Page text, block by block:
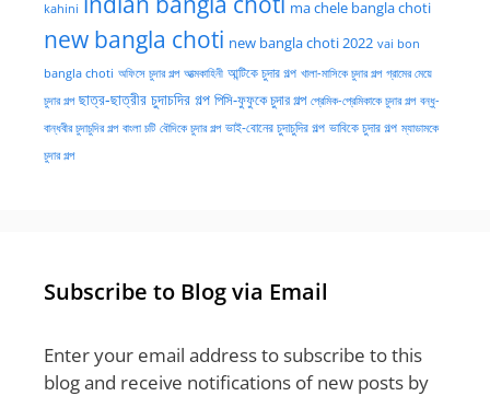
kahini ma chele bangla choti
new bangla choti new bangla choti 2022 vai bon
bangla choti অফিসে চুদার গল্প আত্মকাহিনী আন্টিকে চুদার গল্প খালা-মাসিকে চুদার গল্প গ্রামের মেয়ে
চুদার গল্প ছাত্র-ছাত্রীর চুদাচদির গল্প পিসি-ফুফুকে চুদার গল্প প্রেমিক-প্রেমিকাকে চুদার গল্প বন্ধু-
বান্ধবীর চুদাচুদির গল্প বাংলা চটি বৌদিকে চুদার গল্প ভাই-বোনের চুদাচুদির গল্প ভাবিকে চুদার গল্প ম্যাডামকে
চুদার গল্প
Subscribe to Blog via Email
Enter your email address to subscribe to this
blog and receive notifications of new posts by